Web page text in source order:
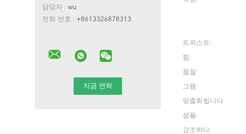
담당자 : wu
전화 번호 : +8613326878313
트위스트:
힘:
품질:
그램:
맞춤화됩니다:
샘플:
강조하다: